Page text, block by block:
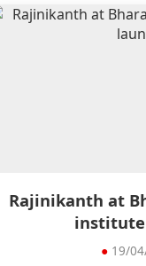
Rajinikanth at
● 19/